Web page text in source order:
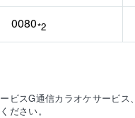
0080*2
ビスG通信カラオケサービ
ださい。